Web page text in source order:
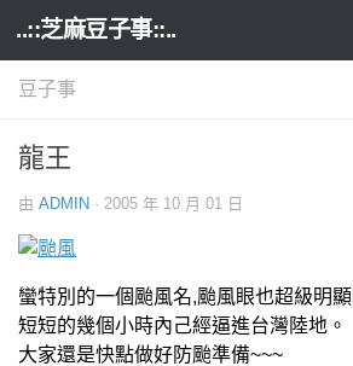
Skip to content
..::芝麻豆子事::..
豆子事
龍王
由 ADMIN · 2005 年 10 月 01 日
蠻特別的一個颱風名,颱風眼也超級明
短短的幾個小時內己經逼進台灣陸地。
大家還是快點做好防颱準備~~~